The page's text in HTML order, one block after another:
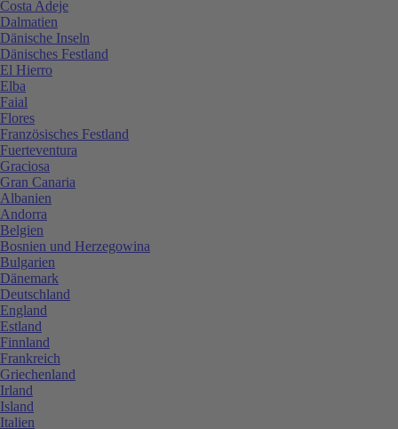
Costa Adeje
Dalmatien
Dänische Inseln
Dänisches Festland
El Hierro
Elba
Faial
Flores
Französisches Festland
Fuerteventura
Graciosa
Gran Canaria
Albanien
Andorra
Belgien
Bosnien und Herzegowina
Bulgarien
Dänemark
Deutschland
England
Estland
Finnland
Frankreich
Griechenland
Irland
Island
Italien